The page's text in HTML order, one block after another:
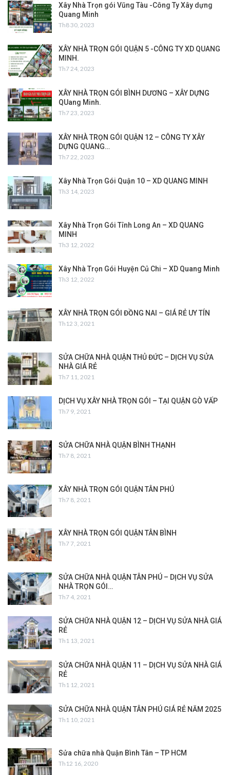
Xây Nhà Trọn gói Vũng Tàu -Công Ty Xây dựng
Quang Minh
Th8 30, 2023
XÂY NHÀ TRỌN GÓI QUẬN 5 -CÔNG TY XD QUANG
MINH.
Th7 24, 2023
XÂY NHÀ TRỌN GÓI BÌNH DƯƠNG – XÂY DỰNG
QUang Minh.
Th7 23, 2023
XÂY NHÀ TRỌN GÓI QUẬN 12 – CÔNG TY XÂY
DỰNG QUANG…
Th7 22, 2023
Xây Nhà Trọn Gói Quận 10 – XD QUANG MINH
Th3 14, 2023
Xây Nhà Trọn Gói Tỉnh Long An – XD QUANG
MINH
Th3 12, 2022
Xây Nhà Trọn Gói Huyện Củ Chi – XD Quang Minh
Th3 12, 2022
XÂY NHÀ TRỌN GÓI ĐỒNG NAI – GIÁ RẺ UY TÍN
Th12 3, 2021
SỬA CHỮA NHÀ QUẬN THỦ ĐỨC – DỊCH VỤ SỬA
NHÀ GIÁ RẺ
Th7 11, 2021
DỊCH VỤ XÂY NHÀ TRỌN GÓI – TẠI QUẬN GÒ VẤP
Th7 9, 2021
SỬA CHỮA NHÀ QUẬN BÌNH THẠNH
Th7 8, 2021
XÂY NHÀ TRỌN GÓI QUẬN TÂN PHÚ
Th7 8, 2021
XÂY NHÀ TRỌN GÓI QUẬN TÂN BÌNH
Th7 7, 2021
SỬA CHỮA NHÀ QUẬN TÂN PHÚ – DỊCH VỤ SỬA
NHÀ TRỌN GÓI…
Th7 4, 2021
SỬA CHỮA NHÀ QUẬN 12 – DỊCH VỤ SỬA NHÀ GIÁ
RẺ
Th1 13, 2021
SỬA CHỮA NHÀ QUẬN 11 – DỊCH VỤ SỬA NHÀ GIÁ
RẺ
Th1 12, 2021
SỬA CHỮA NHÀ QUẬN TÂN PHÚ GIÁ RẺ NĂM 2025
Th1 10, 2021
Sửa chữa nhà Quận Bình Tân – TP HCM
Th12 16, 2020